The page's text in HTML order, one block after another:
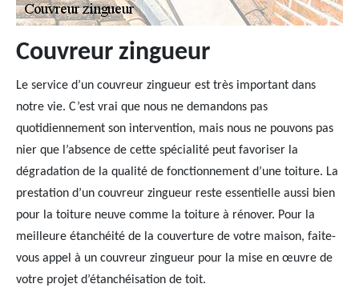
Couvreur zingueur
Le service d’un couvreur zingueur est très important dans
notre vie. C’est vrai que nous ne demandons pas
quotidiennement son intervention, mais nous ne pouvons pas
nier que l’absence de cette spécialité peut favoriser la
dégradation de la qualité de fonctionnement d’une toiture. La
prestation d’un couvreur zingueur reste essentielle aussi bien
pour la toiture neuve comme la toiture à rénover. Pour la
meilleure étanchéité de la couverture de votre maison, faite-
vous appel à un couvreur zingueur pour la mise en œuvre de
votre projet d’étanchéisation de toit.